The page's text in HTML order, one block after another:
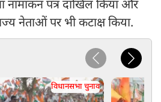
नामांकन पत्र दाखिल किया और
नेताओं पर भी कटाक्ष किया.
विधानसभा चुनाव